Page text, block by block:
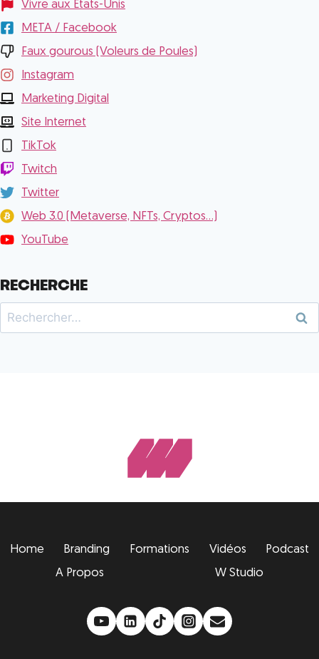
Vivre aux Etats-Unis
META / Facebook
Faux gourous (Voleurs de Poules)
Instagram
Marketing Digital
Site Internet
TikTok
Twitch
Twitter
Web 3.0 (Metaverse, NFTs, Cryptos...)
YouTube
RECHERCHE
Home Branding Formations Vidéos
Podcast
A Propos
W Studio